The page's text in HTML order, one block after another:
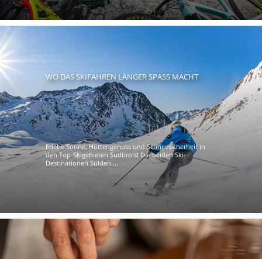
WO DAS SKIFAHREN LÄNGER SPASS MACHT
Erlebe Sonne, Hüttengenuss und Schneesicherheit in
den Top-Skigebieten Südtirols! Die beiden Ski-
Destinationen Sulden ...